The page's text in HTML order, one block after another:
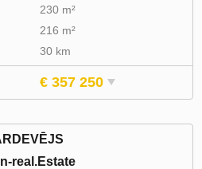
230 m²
216 m²
30 km
€ 357 250
real.Estate